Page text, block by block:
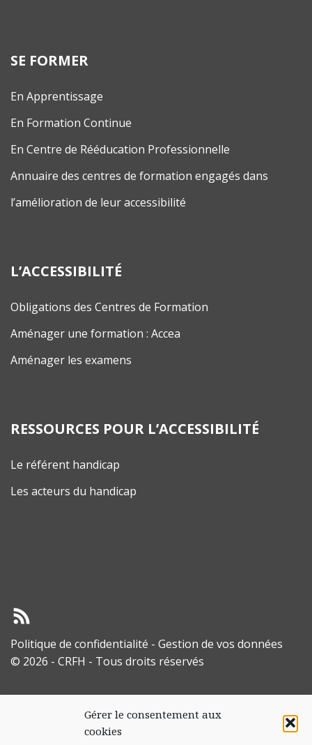
Gérer le consentement aux
cookies
SE FORMER
En Apprentissage
En Formation Continue
En Centre de Rééducation Professionnelle
Annuaire des centres de formation engagés dans
l’amélioration de leur accessibilité
L’ACCESSIBILITÉ
Obligations des Centres de Formation
Aménager une formation : Accea
Aménager les examens
RESSOURCES POUR L’ACCESSIBILITÉ
Le référent handicap
Les acteurs du handicap
Politique de confidentialité - Gestion de vos données
© 2026 - CRFH - Tous droits réservés